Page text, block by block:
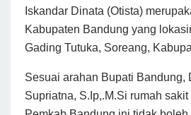
Iskandar Dinata (Otista)
Kabupaten Bandung yang
Gading Tutuka, Soreang,
Sesuai arahan Bupati Bandung,
Supriatna, S.Ip,.M.Si rumah